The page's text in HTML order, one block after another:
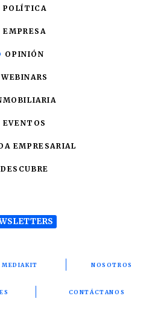
POLÍTICA
EMPRESA
OPINIÓN
WEBINARS
EVENTOS
EMPRESARIAL
DESCUBRE
MEDIAKIT NOSOTROS
CONTÁCTANOS